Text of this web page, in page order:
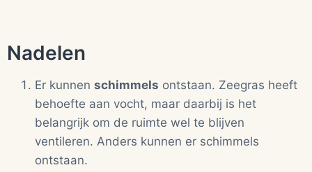
Nadelen
Er kunnen schimmels ontstaan. Zeegras heeft
behoefte aan vocht, maar daarbij is het
belangrijk om de ruimte wel te blijven
ventileren. Anders kunnen er schimmels
ontstaan.